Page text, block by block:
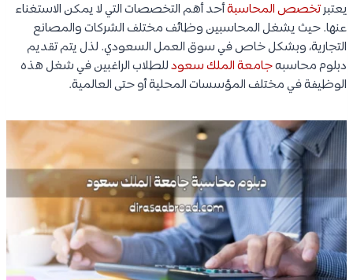
يعتبرتخصص المحاسبةأحد أهم التخصصات التي لا يمكن الاستغناء
عنها. حيث يشغل المحاسبين وظائف مختلف الشركات والمصانع
التجارية، وبشكل خاص في سوق العمل السعودي. لذل يتم تقديم
دبلوم محاسبهجامعة الملك سعودللطلاب الراغبين في شغل هذه
الوظيفة في مختلف المؤسسات المحلية أو حتى العالمية.